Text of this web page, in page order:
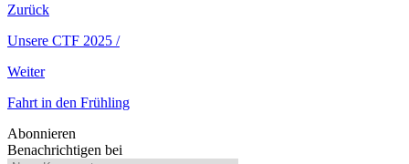
Zurück
Unsere CTF 2025 /
Weiter
Fahrt in den Frühling
Abonnieren
Benachrichtigen bei